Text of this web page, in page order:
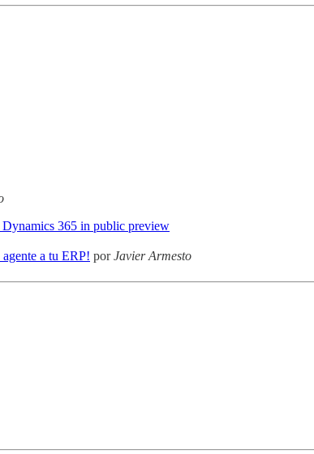
365 in public preview
a tu ERP! porJavier Armesto